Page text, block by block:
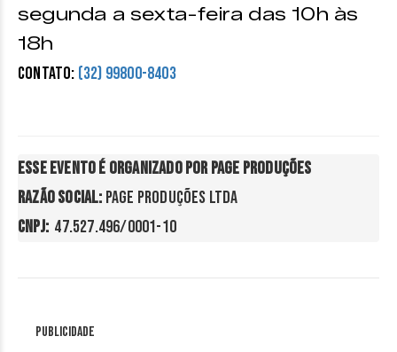
segunda a sexta-feira das 10h às
18h
Contato: (32) 99800-8403
Esse evento é organizado por Page Produções
Razão Social:
CNPJ: 47.527.496/0001-10
Publicidade